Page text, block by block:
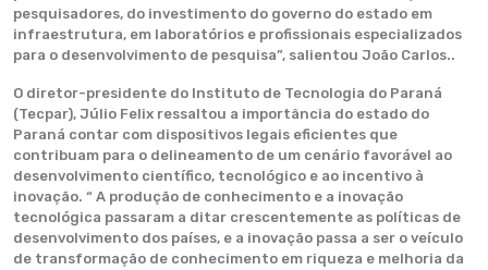
pesquisadores, do investimento do governo do estado em
infraestrutura, em laboratórios e profissionais especializados
para o desenvolvimento de pesquisa”, salientou João Carlos..
O diretor-presidente do Instituto de Tecnologia do Paraná
(Tecpar), Júlio Felix ressaltou a importância do estado do
Paraná contar com dispositivos legais eficientes que
contribuam para o delineamento de um cenário favorável ao
desenvolvimento científico, tecnológico e ao incentivo à
inovação. “ A produção de conhecimento e a inovação
tecnológica passaram a ditar crescentemente as políticas de
desenvolvimento dos países, e a inovação passa a ser o veículo
de transformação de conhecimento em riqueza e melhoria da